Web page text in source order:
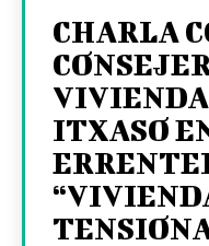
CHARLA
ITXASO